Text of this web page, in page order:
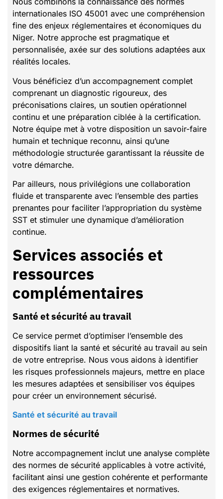
internationales ISO 45001 avec une compréhension
fine des enjeux réglementaires et économiques du
Niger. Notre approche est pragmatique et
personnalisée, axée sur des solutions adaptées aux
réalités locales.
Vous bénéficiez d’un accompagnement complet
comprenant un diagnostic rigoureux, des
préconisations claires, un soutien opérationnel
continu et une préparation ciblée à la certification.
Notre équipe met à votre disposition un savoir-faire
humain et technique reconnu, ainsi qu’une
méthodologie structurée garantissant la réussite de
votre démarche.
Par ailleurs, nous privilégions une collaboration
fluide et transparente avec l’ensemble des parties
prenantes pour faciliter l’appropriation du système
SST et stimuler une dynamique d’amélioration
continue.
Services associés et
ressources
complémentaires
Santé et sécurité au travail
Ce service permet d’optimiser l’ensemble des
dispositifs liant la santé et sécurité au travail au sein
de votre entreprise. Nous vous aidons à identifier
les risques professionnels majeurs, mettre en place
les mesures adaptées et sensibiliser vos équipes
pour créer un environnement sécurisé.
Santé et sécurité au travail
Normes de sécurité
Notre accompagnement inclut une analyse complète
des normes de sécurité applicables à votre activité,
facilitant ainsi une gestion cohérente et performante
des exigences réglementaires et normatives.